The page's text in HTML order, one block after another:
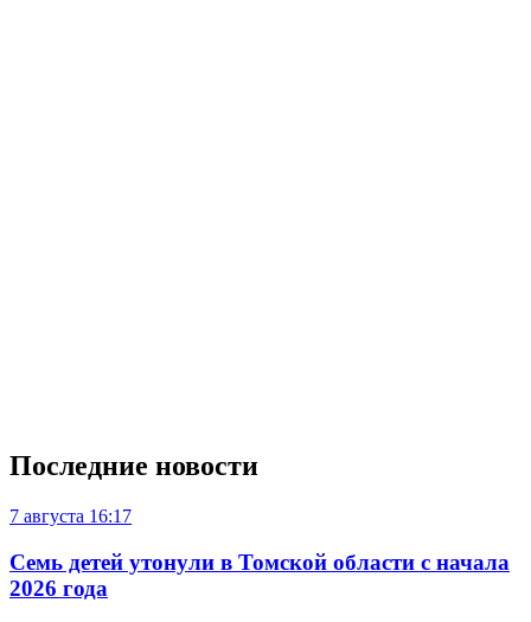
Последние новости
7 августа 16:17
Семь детей утонули в Томской области с начала
2026 года